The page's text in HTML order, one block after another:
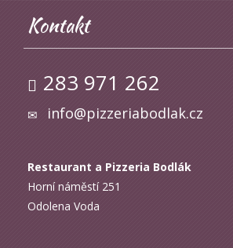
Kontakt
283 971 262
info@pizzeriabodlak.cz
Restaurant a Pizzeria Bodlák
Horní náměstí 251
Odolena Voda